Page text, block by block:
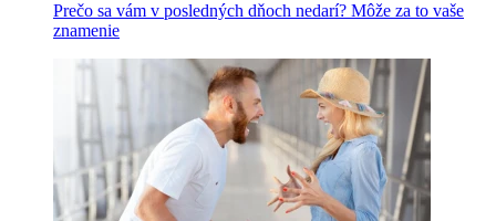
Prečo sa vám v posledných dňoch nedarí? Môže za to vaše
znamenie